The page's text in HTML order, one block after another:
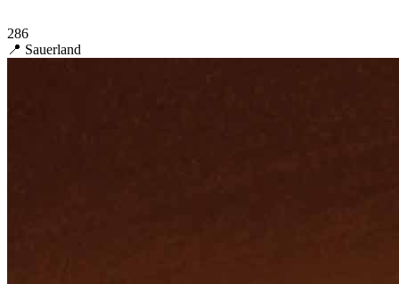
286
📍 Sauerland